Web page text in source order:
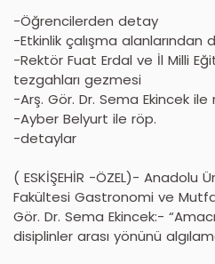
-Öğrencilerden detay
-Etkinlik çalışma alanlarından
-Rektör Fuat Erdal ve İl Milli
tezgahları gezmesi
-Arş. Gör. Dr. Sema Ekincek ile
-Ayber Belyurt ile röp.
-detaylar
( ESKİŞEHİR -ÖZEL)- Anadolu
Fakültesi Gastronomi ve
Gör. Dr. Sema Ekincek:-
disiplinler arası yönünü